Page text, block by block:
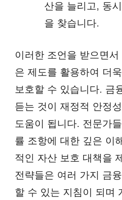
산을 늘리고, 동
을 찾습니다.
이러한 조언을 받으면
은 제도를 활용하여 더
보호할 수 있습니다. 금
듣는 것이 재정적 안정
도움이 됩니다. 전문가
률 조항에 대한 깊은 이
적인 자산 보호 대책을
전략들은 여러 가지 금
할 수 있는 지침이 되며